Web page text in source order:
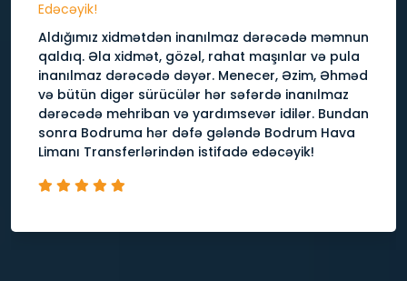
Наш VIP-трансфер из аэропорта с водителем Айше
был пунктуальным, быстрым и надёжным.
Удивительно, что женщина-водитель водит такую ​​
большую и надёжную машину. Приятно видеть
женщин повсюду. Большое спасибо.